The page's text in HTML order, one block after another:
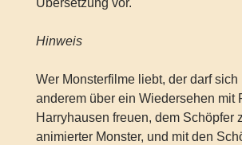
Hinweis
Wer Monsterfilme liebt, der darf sich
anderem über ein Wiedersehen mit
Harryhausen freuen, dem Schöpfer
animierter Monster, und mit den